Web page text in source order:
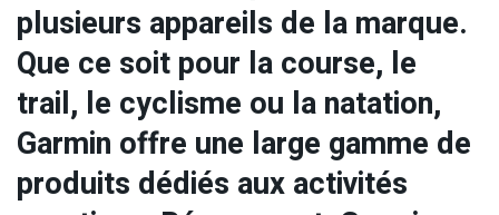
plusieurs appareils de la marque.
Que ce soit pour la course, le
trail, le cyclisme ou la natation,
Garmin offre une large gamme de
produits dédiés aux activités